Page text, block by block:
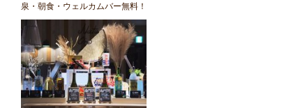
泉・朝食・ウェルカムバー無料！